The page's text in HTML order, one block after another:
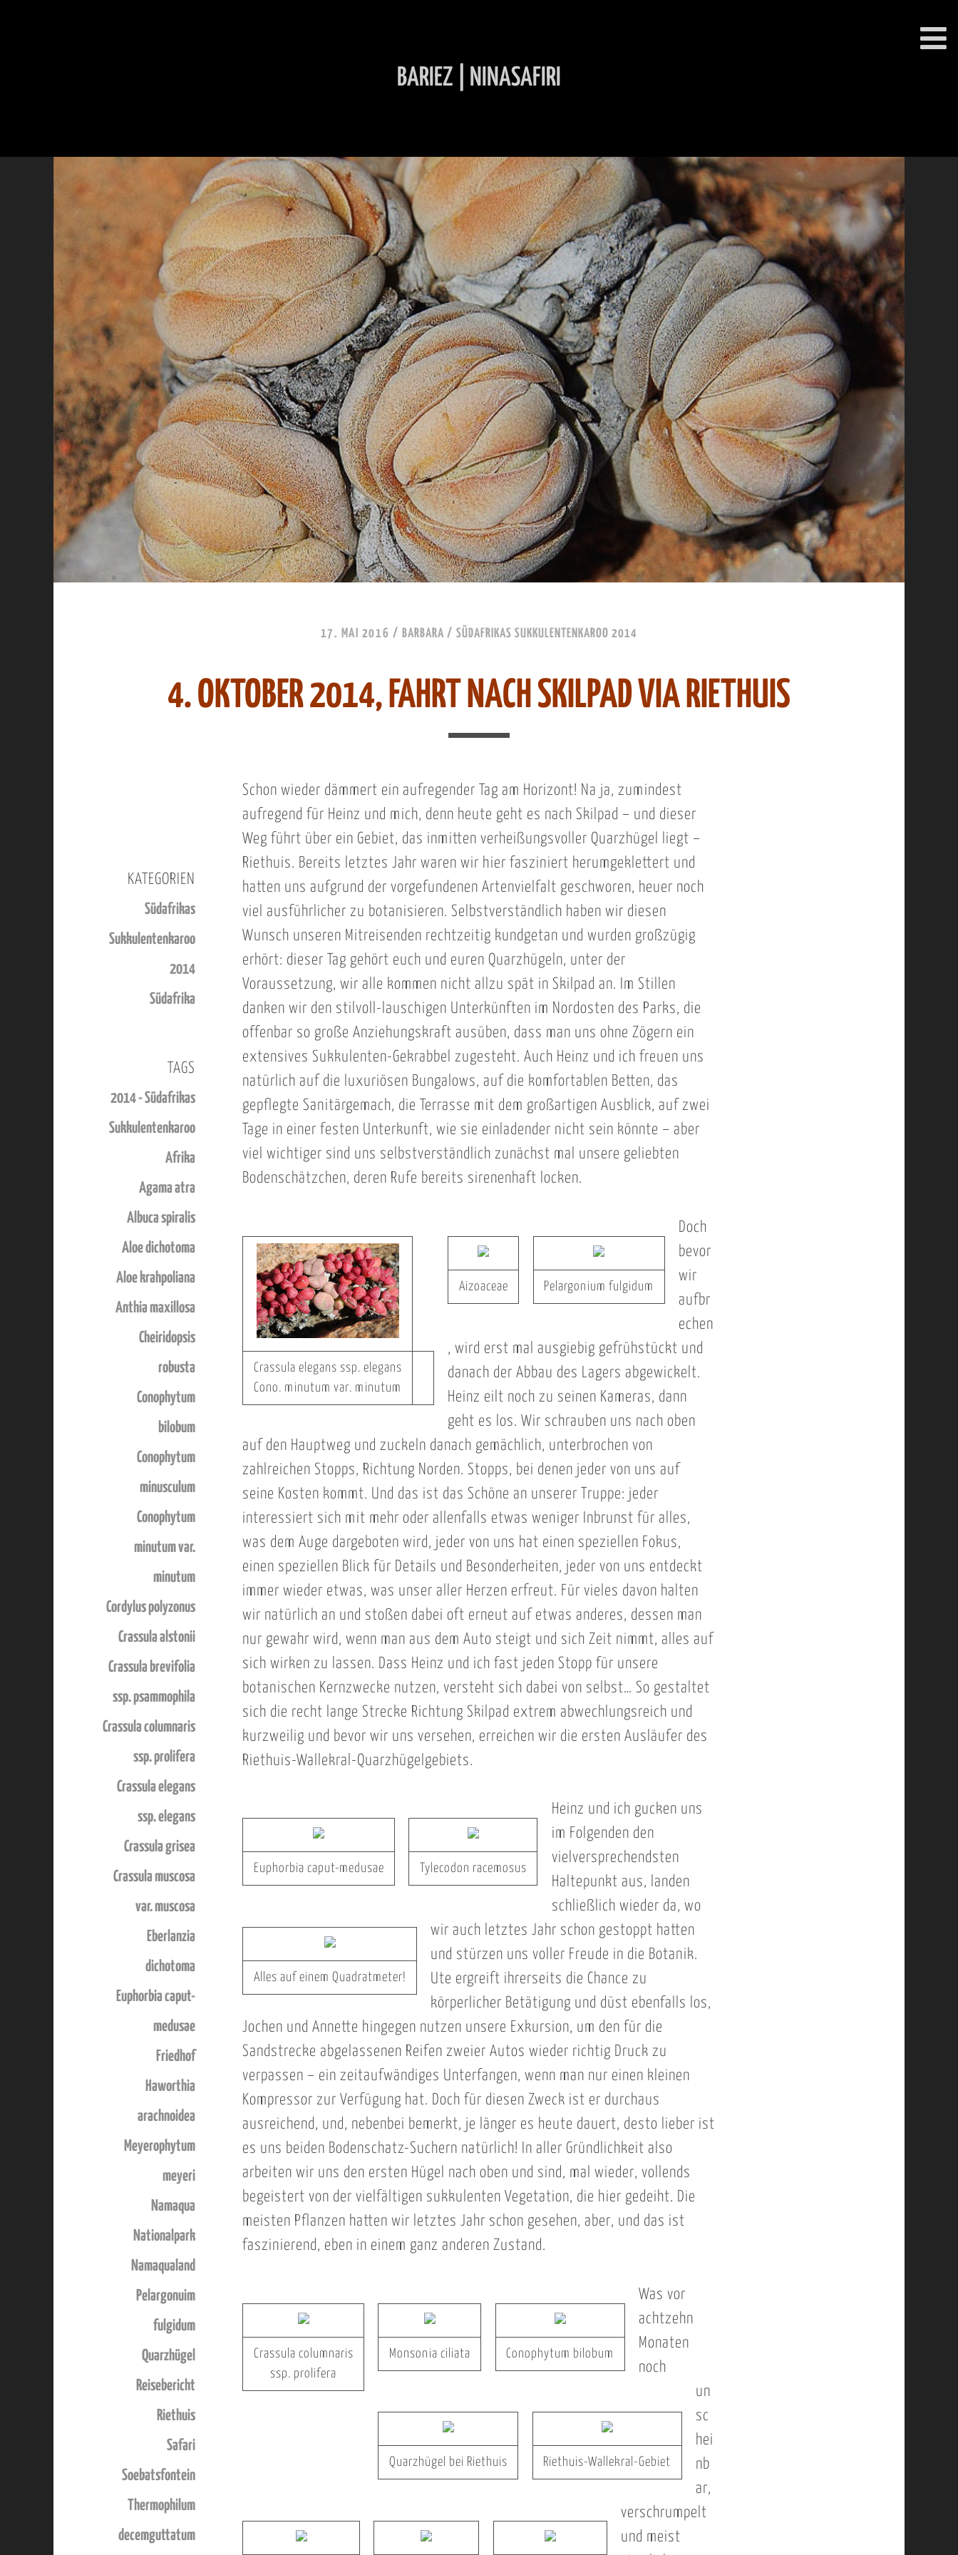
17. MAI 2016 / BARBARA /SÜDAFRIKAS SUKKULENTENKAROO 2014
4. OKTOBER 2014, FAHRT NACH SKILPAD VIA RIETHUIS
Schon wieder dämmert ein aufregender Tag am Horizont! Na ja, zumindest
aufregend für Heinz und mich, denn heute geht es nach Skilpad – und dieser
Weg führt über ein Gebiet, das inmitten verheißungsvoller Quarzhügel liegt –
Riethuis. Bereits letztes Jahr waren wir hier fasziniert herumgeklettert und
hatten uns aufgrund der vorgefundenen Artenvielfalt geschworen, heuer noch
viel ausführlicher zu botanisieren. Selbstverständlich haben wir diesen
Wunsch unseren Mitreisenden rechtzeitig kundgetan und wurden großzügig
erhört: dieser Tag gehört euch und euren Quarzhügeln, unter der
Voraussetzung, wir alle kommen nicht allzu spät in Skilpad an. Im Stillen
danken wir den stilvoll-lauschigen Unterkünften im Nordosten des Parks, die
offenbar so große Anziehungskraft ausüben, dass man uns ohne Zögern ein
extensives Sukkulenten-Gekrabbel zugesteht. Auch Heinz und ich freuen uns
natürlich auf die luxuriösen Bungalows, auf die komfortablen Betten, das
gepflegte Sanitärgemach, die Terrasse mit dem großartigen Ausblick, auf zwei
Tage in einer festen Unterkunft, wie sie einladender nicht sein könnte – aber
viel wichtiger sind uns selbstverständlich zunächst mal unsere geliebten
Bodenschätzchen, deren Rufe bereits sirenenhaft locken.
Crassula elegans ssp. elegans
Cono. minutum var. minutum
Aizoaceae Pelargonium fulgidum
Doch
bevor
wir
aufbr
echen
, wird erst mal ausgiebig gefrühstückt und
danach der Abbau des Lagers abgewickelt.
Heinz eilt noch zu seinen Kameras, dann
geht es los. Wir schrauben uns nach oben
auf den Hauptweg und zuckeln danach gemächlich, unterbrochen von
zahlreichen Stopps, Richtung Norden. Stopps, bei denen jeder von uns auf
seine Kosten kommt. Und das ist das Schöne an unserer Truppe: jeder
interessiert sich mit mehr oder allenfalls etwas weniger Inbrunst für alles,
was dem Auge dargeboten wird, jeder von uns hat einen speziellen Fokus,
einen speziellen Blick für Details und Besonderheiten, jeder von uns entdeckt
immer wieder etwas, was unser aller Herzen erfreut. Für vieles davon halten
wir natürlich an und stoßen dabei oft erneut auf etwas anderes, dessen man
nur gewahr wird, wenn man aus dem Auto steigt und sich Zeit nimmt, alles auf
sich wirken zu lassen. Dass Heinz und ich fast jeden Stopp für unsere
botanischen Kernzwecke nutzen, versteht sich dabei von selbst… So gestaltet
sich die recht lange Strecke Richtung Skilpad extrem abwechlungsreich und
kurzweilig und bevor wir uns versehen, erreichen wir die ersten Ausläufer des
Riethuis-Wallekral-Quarzhügelgebiets.
Euphorbia caput-medusae Tylecodon racemosus
Alles auf einem Quadratmeter!
Heinz und ich gucken uns
im Folgenden den
vielversprechendsten
Haltepunkt aus, landen
schließlich wieder da, wo
wir auch letztes Jahr schon gestoppt hatten
und stürzen uns voller Freude in die Botanik.
Ute ergreift ihrerseits die Chance zu
körperlicher Betätigung und düst ebenfalls los,
Jochen und Annette hingegen nutzen unsere Exkursion, um den für die
Sandstrecke abgelassenen Reifen zweier Autos wieder richtig Druck zu
verpassen – ein zeitaufwändiges Unterfangen, wenn man nur einen kleinen
Kompressor zur Verfügung hat. Doch für diesen Zweck ist er durchaus
ausreichend, und, nebenbei bemerkt, je länger es heute dauert, desto lieber ist
es uns beiden Bodenschatz-Suchern natürlich! In aller Gründlichkeit also
arbeiten wir uns den ersten Hügel nach oben und sind, mal wieder, vollends
begeistert von der vielfältigen sukkulenten Vegetation, die hier gedeiht. Die
meisten Pflanzen hatten wir letztes Jahr schon gesehen, aber, und das ist
faszinierend, eben in einem ganz anderen Zustand.
Crassula columnaris
ssp. prolifera
Monsonia ciliata Conophytum bilobum
Quarzhügel bei Riethuis Riethuis-Wallekral-Gebiet
Was vor
achtzehn
Monaten
noch
un
sc
hei
nb
ar,
verschrumpelt
und meist
KATEGORIEN
Südafrikas
Sukkulentenkaroo
2014
Südafrika
TAGS
2014 - Südafrikas
Sukkulentenkaroo
Afrika
Agama atra
Albuca spiralis
Aloe dichotoma
Aloe krahpoliana
Anthia maxillosa
Cheiridopsis
robusta
Conophytum
bilobum
Conophytum
minusculum
Conophytum
minutum var.
minutum
Cordylus polyzonus
Crassula alstonii
Crassula brevifolia
ssp. psammophila
Crassula columnaris
ssp. prolifera
Crassula elegans
ssp. elegans
Crassula grisea
Crassula muscosa
var. muscosa
Eberlanzia
dichotoma
Euphorbia caput-
medusae
Friedhof
Haworthia
arachnoidea
Meyerophytum
meyeri
Namaqua
Nationalpark
Namaqualand
Pelargonuim
fulgidum
Quarzhügel
Reisebericht
Riethuis
Safari
Soebatsfontein
Thermophilum
decemguttatum
BARIEZ | NINASAFIRI